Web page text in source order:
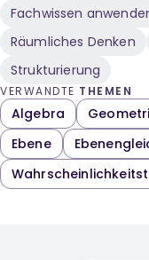
Fachwissen
Räumliches Denken
Strukturierung
VERWANDTE THEMEN
Algebra
Ebene